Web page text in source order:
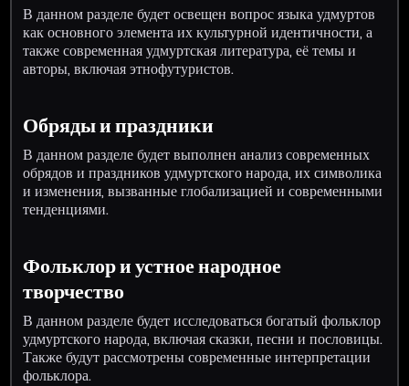
В данном разделе будет освещен вопрос языка удмуртов
как основного элемента их культурной идентичности, а
также современная удмуртская литература, её темы и
авторы, включая этнофутуристов.
Обряды и праздники
В данном разделе будет выполнен анализ современных
обрядов и праздников удмуртского народа, их символика
и изменения, вызванные глобализацией и современными
тенденциями.
Фольклор и устное народное
творчество
В данном разделе будет исследоваться богатый фольклор
удмуртского народа, включая сказки, песни и пословицы.
Также будут рассмотрены современные интерпретации
фольклора.